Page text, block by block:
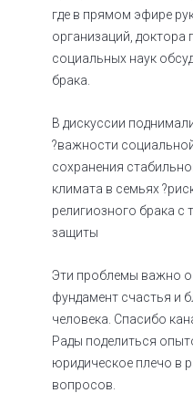
где в прямом эфире
организаций, доктора
социальных наук
брака.
В дискуссии
?важности
сохранения
климата в семьях
религиозного брака с
защиты
Эти проблемы важно
фундамент счастья и
человека. Спасибо
Рады поделиться
юридическое плечо в
вопросов.